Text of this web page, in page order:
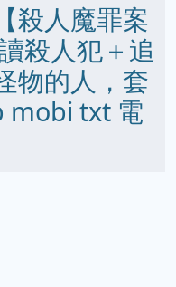
殺人魔罪案
殺人犯＋追
物的人，套
mobi txt 電